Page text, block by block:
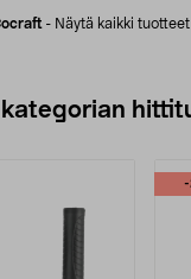
- Näytä kaikki tuotteet
kategorian
-